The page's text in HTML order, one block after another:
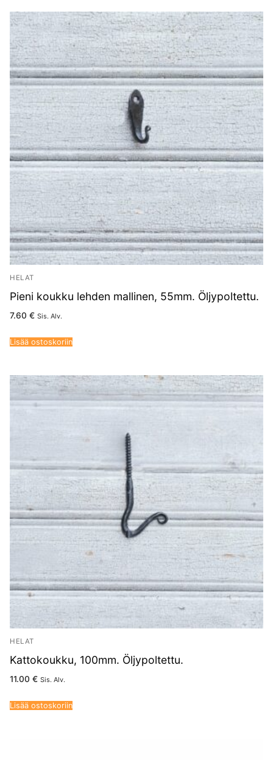
HELAT
Pieni koukku lehden mallinen, 55mm. Öljypoltettu.
7.60 € Sis. Alv.
Lisää ostoskoriin
HELAT
Kattokoukku, 100mm. Öljypoltettu.
11.00 € Sis. Alv.
Lisää ostoskoriin